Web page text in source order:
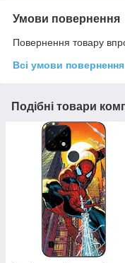
Умови повернення
Повернення товару
Всі умови повернення
Подібні товари